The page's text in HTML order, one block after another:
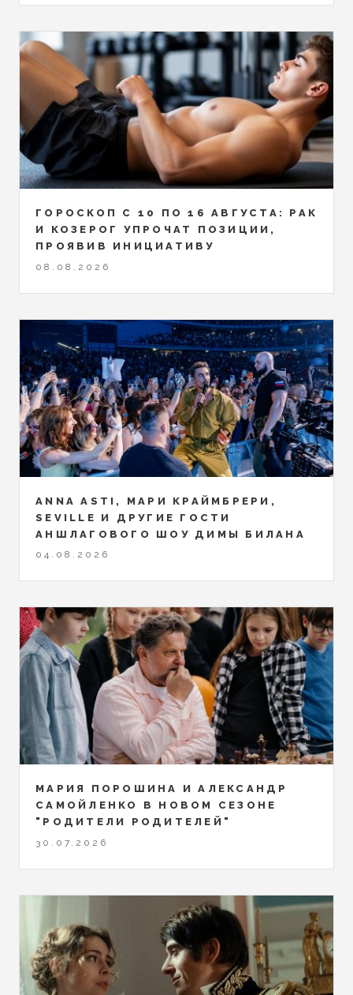
ГОРОСКОП С 10 ПО 16 АВГУСТА: РАК
И КОЗЕРОГ УПРОЧАТ ПОЗИЦИИ,
ПРОЯВИВ ИНИЦИАТИВУ
08.08.2026
ANNA ASTI, МАРИ КРАЙМБРЕРИ,
SEVILLE И ДРУГИЕ ГОСТИ
АНШЛАГОВОГО ШОУ ДИМЫ БИЛАНА
04.08.2026
МАРИЯ ПОРОШИНА И АЛЕКСАНДР
САМОЙЛЕНКО В НОВОМ СЕЗОНЕ
"РОДИТЕЛИ РОДИТЕЛЕЙ"
30.07.2026